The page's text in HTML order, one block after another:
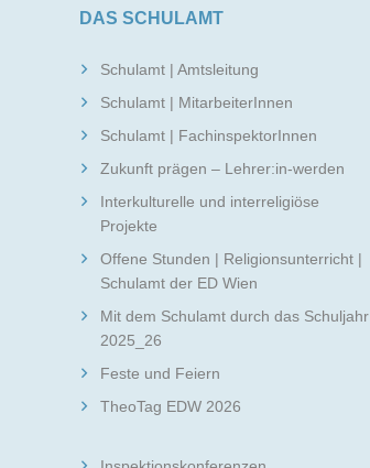
DAS SCHULAMT
Schulamt | Amtsleitung
Schulamt | MitarbeiterInnen
Schulamt | FachinspektorInnen
Zukunft prägen – Lehrer:in-werden
Interkulturelle und interreligiöse
Projekte
Offene Stunden | Religionsunterricht |
Schulamt der ED Wien
Mit dem Schulamt durch das Schuljahr
2025_26
Feste und Feiern
TheoTag EDW 2026